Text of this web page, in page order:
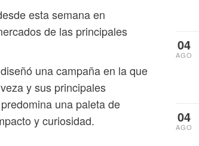
esta semana en
de las principales
una campaña en la que
y sus principales
una paleta de
y curiosidad.
04
AGO
04
AGO